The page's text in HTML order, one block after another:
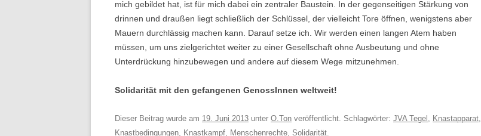
mich gebildet hat, ist für mich dabei ein zentraler Baustein. In der gegenseitigen Stärkung von
drinnen und draußen liegt schließlich der Schlüssel, der vielleicht Tore öffnen, wenigstens aber
Mauern durchlässig machen kann. Darauf setze ich. Wir werden einen langen Atem haben
müssen, um uns zielgerichtet weiter zu einer Gesellschaft ohne Ausbeutung und ohne
Unterdrückung hinzubewegen und andere auf diesem Wege mitzunehmen.
Solidarität mit den gefangenen GenossInnen weltweit!
Dieser Beitrag wurde am 19. Juni 2013 unter O.Ton veröffentlicht. Schlagwörter: JVA Tegel , Knastapparat,
Knastbedingungen, Knastkampf, Menschenrechte, Solidarität.